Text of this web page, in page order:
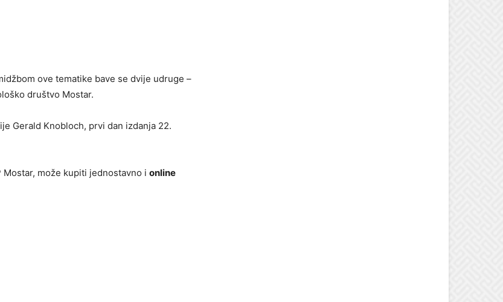
ove tematike bave se dvije udruge –
društvo Mostar.
Gerald Knobloch, prvi dan izdanja 22.
Mostar, može kupiti jednostavno i online